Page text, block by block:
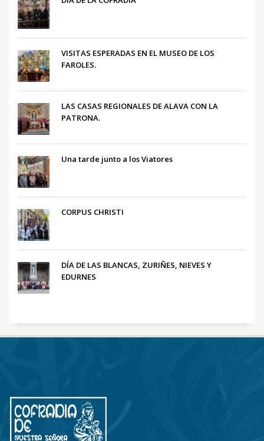
VISITAS ESPERADAS EN EL MUSEO DE LOS
FAROLES.
LAS CASAS REGIONALES DE ALAVA CON LA
PATRONA.
Una tarde junto a los Viatores
CORPUS CHRISTI
DÍA DE LAS BLANCAS, ZURIÑES, NIEVES Y
EDURNES